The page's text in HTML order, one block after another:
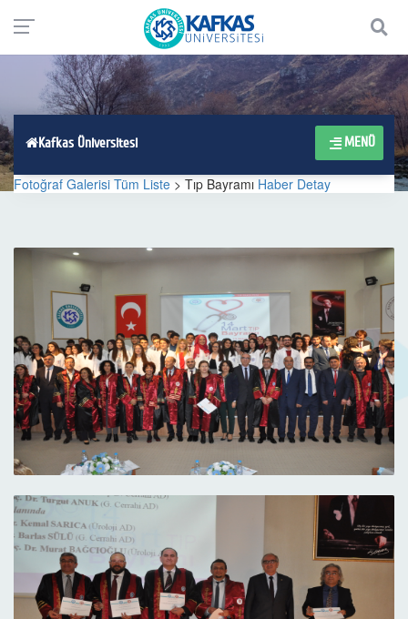
Kafkas Üniversitesi MENÜ
Fotoğraf Galerisi Tüm Liste > Tıp Bayramı Haber Detay